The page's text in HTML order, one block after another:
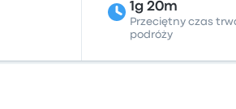
1g 20m
Przeciętny czas
podróży